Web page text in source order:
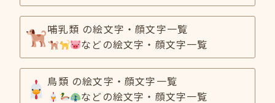
哺乳類 の絵文字・顔文字一覧
などの絵文字・顔文字一覧
鳥類 の絵文字・顔文字一覧
などの絵文字・顔文字一覧